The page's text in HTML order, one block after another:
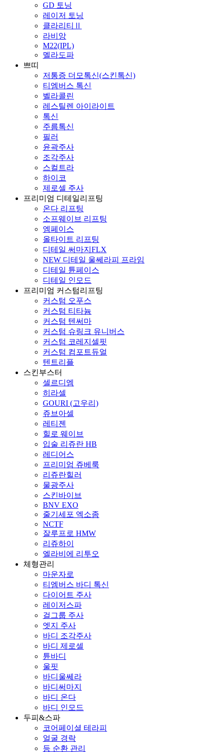
GD 토닝
레이저 토닝
클라리티Ⅱ
라비앙
M22(IPL)
멜라도파
쁘띠
저통증 더모톡신(스킨톡신)
티엠버스 톡신
벨라콜린
레스틸렌 아이라이트
톡신
주름톡신
필러
윤곽주사
조각주사
스컬트라
하이코
제로셀 주사
프리미엄 디테일리프팅
온다 리프팅
소프웨이브 리프팅
엠페이스
올타이트 리프팅
디테일 써마지FLX
NEW 디테일 울쎄라피 프라임
디테일 튠페이스
디테일 인모드
프리미엄 커스텀리프팅
커스텀 오푸스
커스텀 티타늄
커스텀 텐써마
커스텀 슈링크 유니버스
커스텀 코레지셀핏
커스텀 컴포트듀얼
텐트리플
스킨부스터
셀르디엠
히라셀
GOURI (고우리)
쥬브아셀
레티젠
힐로 웨이브
입술 리쥬란 HB
레디어스
프리미엄 쥬베룩
리쥬란힐러
물광주사
스킨바이브
BNV EXO
줄기세포 엑소좀
NCTF
잘루프로 HMW
리쥬하이
엘라비에 리투오
체형관리
마운자로
티엠버스 바디 톡신
다이어트 주사
레이저스파
걸그룹 주사
엣지 주사
바디 조각주사
바디 제로셀
튠바디
울핏
바디울쎄라
바디써마지
바디 온다
바디 인모드
두피&스파
코어페이셜 테라피
얼굴 경락
등 순환 관리